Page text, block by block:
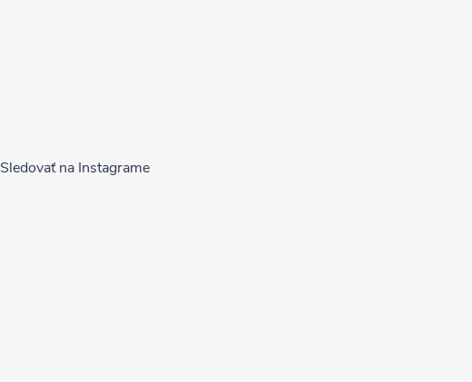
Sledovať na Instagrame